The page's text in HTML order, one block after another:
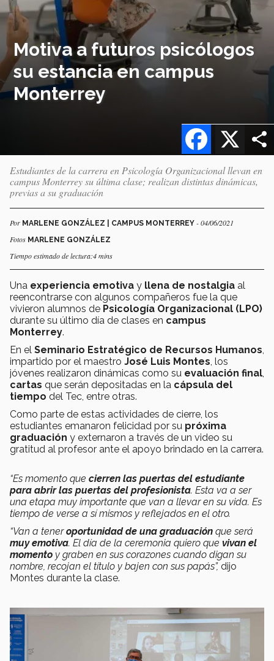
Motiva a futuros psicólogos
su estancia en campus
Monterrey
X
Facebook
Estudiantes de la carrera en Psicología Organizacional llevan en
campus Monterrey su última clase; realizan distintas dinámicas,
previas a su graduación
Por MARLENE GONZÁLEZ | CAMPUS MONTERREY - 04/06/2021
Fotos MARLENE GONZÁLEZ
Tiempo estimado de lectura:4 mins
Una experiencia emotiva y llena de nostalgia al
reencontrarse con algunos compañeros fue la que
vivieron alumnos de Psicología Organizacional (LPO)
durante su último día de clases en campus
Monterrey.
En el Seminario Estratégico de Recursos Humanos
impartido por el maestro José Luis Montes , los
jóvenes realizaron dinámicas como su evaluación final
cartas que serán depositadas en la cápsula del
tiempo del Tec, entre otras.
Como parte de estas actividades de cierre, los
estudiantes emanaron felicidad por su próxima
graduación y externaron a través de un video su
gratitud al profesor ante el apoyo brindado en la carrera.
“Es momento que cierren las puertas del estudiante
para abrir las puertas del profesionista. Esta va a ser
una etapa muy importante que van a llevar en su vida. Es
tiempo de verse a sí mismos y reflejados en el otro.
“Van a teneroportunidad de una graduación que será
muy emotiva. El día de la ceremonia quiero que vivan el
momento y graben en sus corazones cuando digan su
nombre, recojan el título y bajen con sus papás”, dijo
Montes durante la clase.